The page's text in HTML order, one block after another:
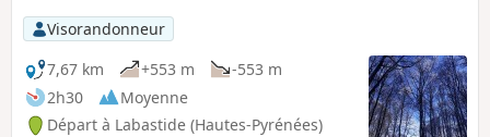
montagne présente des risques
d'avalanches. Magnifique vue sur la
chaîne en particulier le Montaigu, le Pic
du Midi de Bigorre et les vallées du haut
Adour.
Visorandonneur
7,67 km
+553 m
-553 m
2h30
Moyenne
Départ à Labastide (Hautes-Pyrénées)